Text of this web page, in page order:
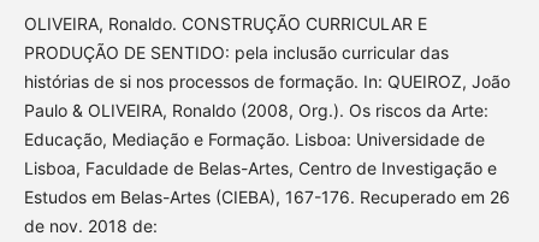
OLIVEIRA, Ronaldo. CONSTRUÇÃO CURRICULAR E
PRODUÇÃO DE SENTIDO: pela inclusão curricular das
histórias de si nos processos de formação. In: QUEIROZ, João
Paulo & OLIVEIRA, Ronaldo (2008, Org.). Os riscos da Arte:
Educação, Mediação e Formação. Lisboa: Universidade de
Lisboa, Faculdade de Belas-Artes, Centro de Investigação e
Estudos em Belas-Artes (CIEBA), 167-176. Recuperado em 26
de nov. 2018 de: